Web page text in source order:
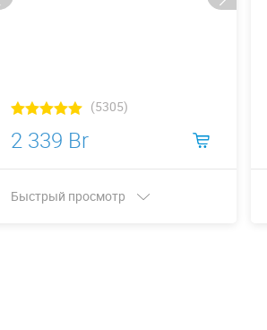
(5305)
2 339 Br
Быстрый просмотр